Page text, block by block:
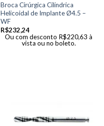
Broca Cirúrgica Cilíndrica
Helicoidal de Implante Ø4.5 –
WF
R$232,24
Ou com desconto R$220,63 à
vista ou no boleto.